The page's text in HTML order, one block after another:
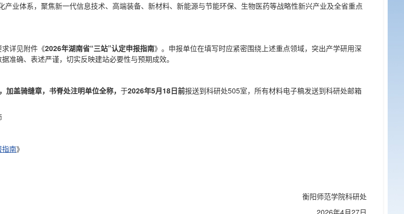
产业体系，聚焦新一代信息技术、高端装备、新材料、新能源与节能环保、生物医药等战略性新兴产业及全省重点
详见附件《2026年湖南省“三站”认定申报指南》。申报单位在填写时应紧密围绕上述重点领域，突出产学研用深
准确、表述严谨，切实反映建站必要性与预期成效。
盖骑缝章，书脊处注明单位全称， 于2026年5月18日前报送到科研处505室，所有材料电子稿发送到科研处邮箱
指南》
衡阳师范学院科研处
2026年4月27日